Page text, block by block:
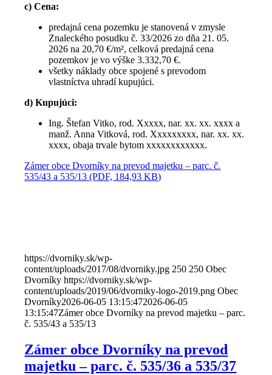
c) Cena:
predajná cena pozemku je stanovená v zmysle
Znaleckého posudku č. 33/2026 zo dňa 21. 05.
2026 na 20,70 €/m², celková predajná cena
pozemkov je vo výške 3.332,70 €.
všetky náklady obce spojené s prevodom
vlastníctva uhradí kupujúci.
d) Kupujúci:
Ing. Štefan Vitko, rod. Xxxxx, nar. xx. xx. xxxx a
manž. Anna Vitková, rod. Xxxxxxxxx, nar. xx. xx.
xxxx, obaja trvale bytom xxxxxxxxxxxx.
Zámer obce Dvorníky na prevod majetku – parc. č.
535/43 a 535/13 (PDF, 184,93 KB)
https://dvorniky.sk/wp-
content/uploads/2017/08/dvorniky.jpg 250 250 Obec
Dvorníky https://dvorniky.sk/wp-
content/uploads/2019/06/dvorniky-logo-2019.png Obec
Dvorníky2026-06-05 13:15:472026-06-05
13:15:47Zámer obce Dvorníky na prevod majetku – parc.
č. 535/43 a 535/13
Zámer obce Dvorníky na prevod
majetku – parc. č. 535/36 a 535/37